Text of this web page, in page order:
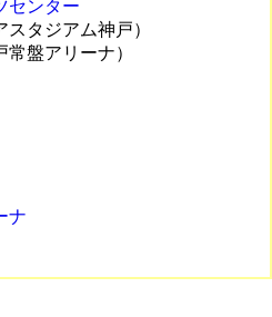
センター
スタジアム神戸）
常盤アリーナ）
ナ